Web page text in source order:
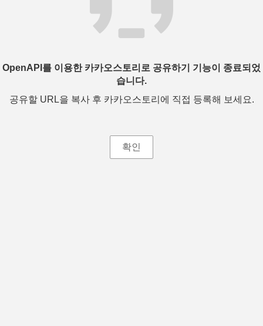
OpenAPI를 이용한 카카오스토리로 공유하기 기능이 종료되었
습니다.
공유할 URL을 복사 후 카카오스토리에 직접 등록해 보세요.
확인